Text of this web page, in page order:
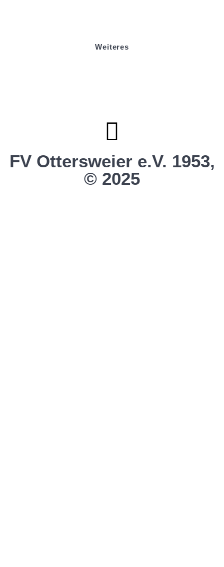
Weiteres
FV Ottersweier e.V. 1953,
© 2025